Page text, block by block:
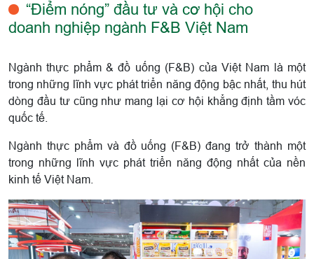
“Điểm nóng” đầu tư và cơ hội cho
doanh nghiệp ngành F&B Việt Nam
Ngành thực phẩm & đồ uống (F&B) của Việt Nam là một
trong những lĩnh vực phát triển năng động bậc nhất, thu hút
dòng đầu tư cũng như mang lại cơ hội khẳng định tầm vóc
quốc tế.
Ngành thực phẩm và đồ uống (F&B) đang trở thành một
trong những lĩnh vực phát triển năng động nhất của nền
kinh tế Việt Nam.